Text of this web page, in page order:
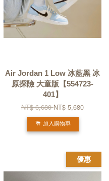
Air Jordan 1 Low 冰藍黑 冰
原探險 大童版【554723-
401】
NT$ 6,680NT$ 5,680
加入購物車
優惠